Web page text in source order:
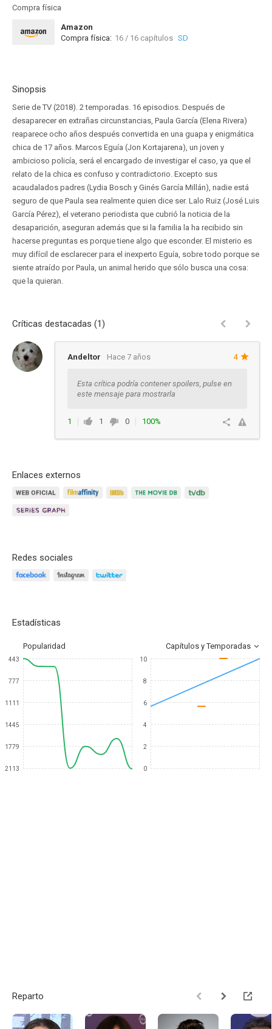
Compra física
Amazon
Compra física: 16 / 16 capítulos SD
Sinopsis
Serie de TV (2018). 2 temporadas. 16 episodios. Después de
desaparecer en extrañas circunstancias, Paula García (Elena Rivera)
reaparece ocho años después convertida en una guapa y enigmática
chica de 17 años. Marcos Eguía (Jon Kortajarena), un joven y
ambicioso policía, será el encargado de investigar el caso, ya que el
relato de la chica es confuso y contradictorio. Excepto sus
acaudalados padres (Lydia Bosch y Ginés García Millán), nadie está
seguro de que Paula sea realmente quien dice ser. Lalo Ruiz (José Luis
García Pérez), el veterano periodista que cubrió la noticia de la
desaparición, aseguran además que si la familia la ha recibido sin
hacerse preguntas es porque tiene algo que esconder. El misterio es
muy difícil de esclarecer para el inexperto Eguía, sobre todo porque se
siente atraído por Paula, un animal herido que sólo busca una cosa:
que la quieran.
Críticas destacadas (1)
Andeltor Hace 7 años 4
Esta crítica podría contener spoilers, pulse en
este mensaje para mostrarla
1 1 0
100%
Enlaces externos
Redes sociales
Estadísticas
Popularidad Capítulos y Temporadas
443
777
1111
1445
1779
2113
10
8
6
4
2
0
Reparto